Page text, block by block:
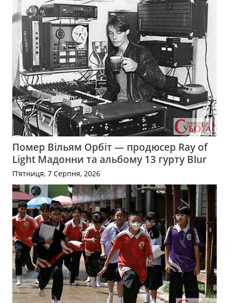
Помер Вільям Орбіт — продюсер Ray of
Light Мадонни та альбому 13 гурту Blur
П’ятниця, 7 Серпня, 2026